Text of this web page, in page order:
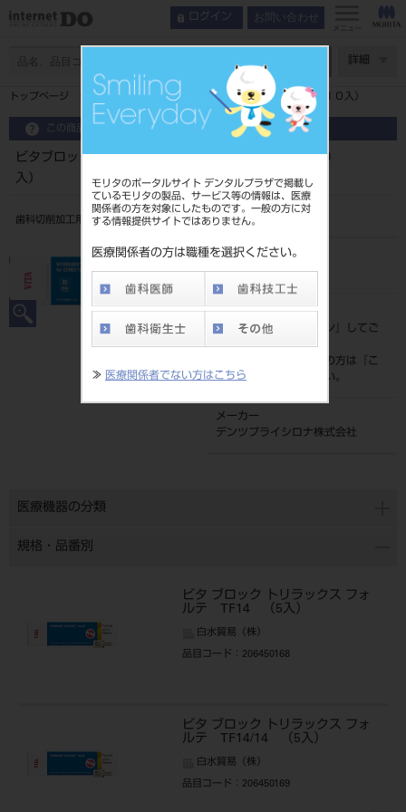
モリタのポータルサイト デンタルプラザで掲載し
ているモリタの製品、サービス等の情報は、医療
関係者の方を対象にしたものです。一般の方に対
する情報提供サイトではありません。
医療関係者の方は職種を選択ください。
≫ 医療関係者でない方はこちら
ログイン お問い合わせ
メニュー
詳細
トップページ ビタブロックトリラックス フォルテ ＴＦ１２（１０入）
この商品に関するお問い合わせ
ビタブロックトリラックス フォルテ ＴＦ１２（１０
入）
歯科切削加工用セラミックス
品目コード
206450167
標準価格
価格の確認は『
ログイン
』してご
覧ください。
ネット会員登録がまだの方は『
こ
ちら』より登録ください。
メーカー
デンツプライシロナ株式会社
医療機器の分類
規格・品番別
ビタ ブロック トリラックス フォ
ルテ TF14 （5入）
白水貿易（株）
品目コード ：206450168
ビタ ブロック トリラックス フォ
ルテ TF14/14 （5入）
白水貿易（株）
品目コード ：206450169